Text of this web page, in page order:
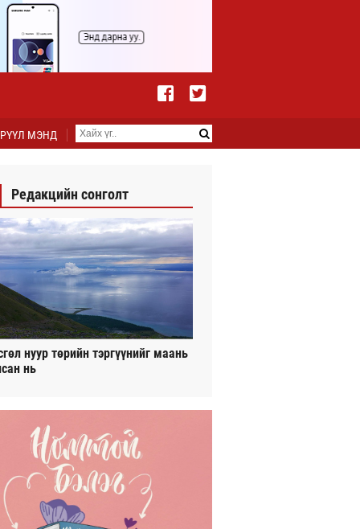
МЭНД
Редакцийн сонголт
нуур төрийн тэргүүнийг маань
нь